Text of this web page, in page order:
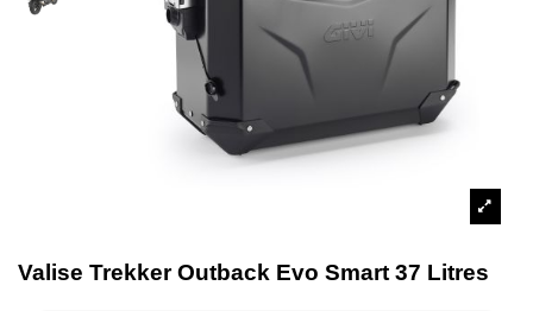
Valise Trekker Outback Evo Smart 37 Litres